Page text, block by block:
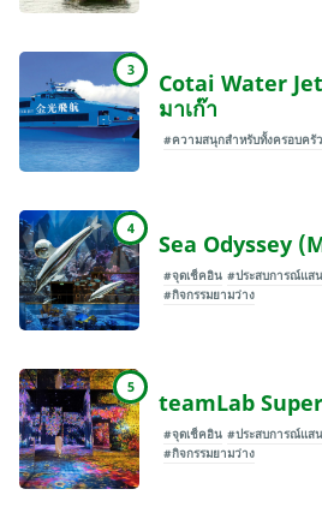
3
Cotai Water
มาเก๊า
#ความสนุกสำหรับทั้งครอบครัว
4
Sea Odyssey
#จุดเช็คอิน #ประสบการณ์แส
#กิจกรรมยามว่าง
5
teamLab
#จุดเช็คอิน #ประสบการณ์แส
#กิจกรรมยามว่าง